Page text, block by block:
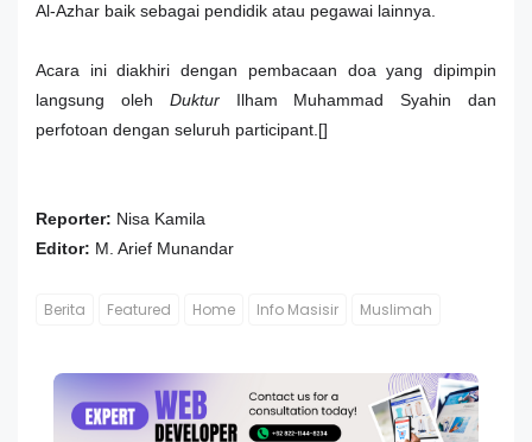
Al-Azhar baik sebagai pendidik atau pegawai lainnya.
Acara ini diakhiri dengan pembacaan doa yang dipimpin
langsung oleh DukturIlham Muhammad Syahin dan
perfotoan dengan seluruh participant.[]
Reporter: Nisa Kamila
Editor: M. Arief Munandar
Berita Featured Home Info Masisir Muslimah